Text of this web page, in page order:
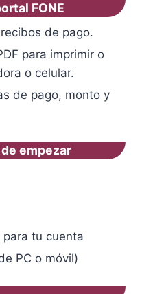
FONE
de pago.
para imprimir o
o celular.
de pago, monto y
empezar
para tu cuenta
PC o móvil)